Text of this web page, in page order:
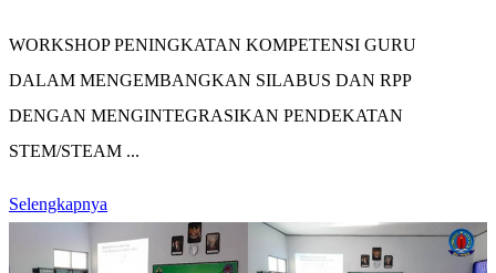
WORKSHOP PENINGKATAN KOMPETENSI GURU
DALAM MENGEMBANGKAN SILABUS DAN RPP
DENGAN MENGINTEGRASIKAN PENDEKATAN
STEM/STEAM ...
Selengkapnya